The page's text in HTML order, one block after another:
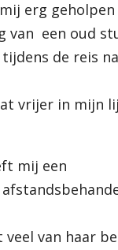
erg
van een oud
de reis
vrijer in mijn
mij een
veel van haar